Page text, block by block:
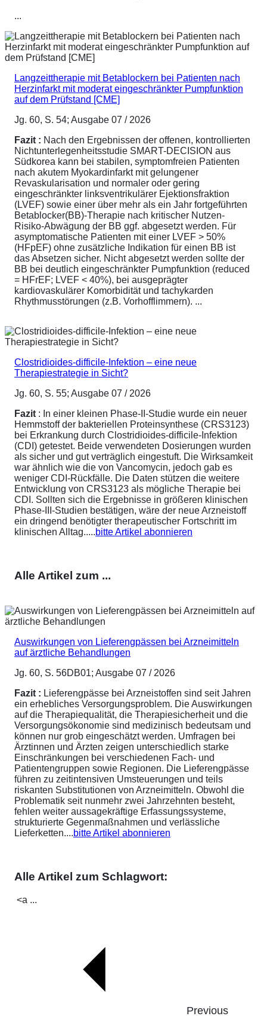
...
Langzeittherapie mit Betablockern bei Patienten nach
Herzinfarkt mit moderat eingeschränkter Pumpfunktion
auf dem Prüfstand [CME]
Jg. 60, S. 54; Ausgabe 07 / 2026
Fazit : Nach den Ergebnissen der offenen, kontrollierten
Nichtunterlegenheitsstudie SMART-DECISION aus
Südkorea kann bei stabilen, symptomfreien Patienten
nach akutem Myokardinfarkt mit gelungener
Revaskularisation und normaler oder gering
eingeschränkter linksventrikulärer Ejektionsfraktion
(LVEF) sowie einer über mehr als ein Jahr fortgeführten
Betablocker(BB)-Therapie nach kritischer Nutzen-
Risiko-Abwägung der BB ggf. abgesetzt werden. Für
asymptomatische Patienten mit einer LVEF > 50%
(HFpEF) ohne zusätzliche Indikation für einen BB ist
das Absetzen sicher. Nicht abgesetzt werden sollte der
BB bei deutlich eingeschränkter Pumpfunktion (reduced
= HFrEF; LVEF < 40%), bei ausgeprägter
kardiovaskulärer Komorbidität und tachykarden
Rhythmusstörungen (z.B. Vorhofflimmern). ...
Clostridioides-difficile-Infektion – eine neue
Therapiestrategie in Sicht?
Jg. 60, S. 55; Ausgabe 07 / 2026
Fazit : In einer kleinen Phase-II-Studie wurde ein neuer
Hemmstoff der bakteriellen Proteinsynthese (CRS3123)
bei Erkrankung durch Clostridioides-difficile-Infektion
(CDI) getestet. Beide verwendeten Dosierungen wurden
als sicher und gut verträglich eingestuft. Die Wirksamkeit
war ähnlich wie die von Vancomycin, jedoch gab es
weniger CDI-Rückfälle. Die Daten stützen die weitere
Entwicklung von CRS3123 als mögliche Therapie bei
CDI. Sollten sich die Ergebnisse in größeren klinischen
Phase-III-Studien bestätigen, wäre der neue Arzneistoff
ein dringend benötigter therapeutischer Fortschritt im
klinischen Alltag.....bitte Artikel abonnieren
Alle Artikel zum ...
Auswirkungen von Lieferengpässen bei Arzneimitteln
auf ärztliche Behandlungen
Jg. 60, S. 56DB01; Ausgabe 07 / 2026
Fazit : Lieferengpässe bei Arzneistoffen sind seit Jahren
ein erhebliches Versorgungsproblem. Die Auswirkungen
auf die Therapiequalität, die Therapiesicherheit und die
Versorgungsökonomie sind medizinisch bedeutsam und
können nur grob eingeschätzt werden. Umfragen bei
Ärztinnen und Ärzten zeigen unterschiedlich starke
Einschränkungen bei verschiedenen Fach- und
Patientengruppen sowie Regionen. Die Lieferengpässe
führen zu zeitintensiven Umsteuerungen und teils
riskanten Substitutionen von Arzneimitteln. Obwohl die
Problematik seit nunmehr zwei Jahrzehnten besteht,
fehlen weiter aussagekräftige Erfassungssysteme,
strukturierte Gegenmaßnahmen und verlässliche
Lieferketten....bitte Artikel abonnieren
Alle Artikel zum Schlagwort:
<a ...
Previous